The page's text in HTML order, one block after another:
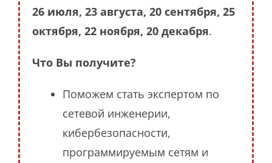
26 июля, 23 августа, 20 сентября, 25
октября, 22 ноября, 20 декабря.
Что Вы получите?
Поможем стать экспертом по
сетевой инженерии,
кибербезопасности,
программируемым сетям и